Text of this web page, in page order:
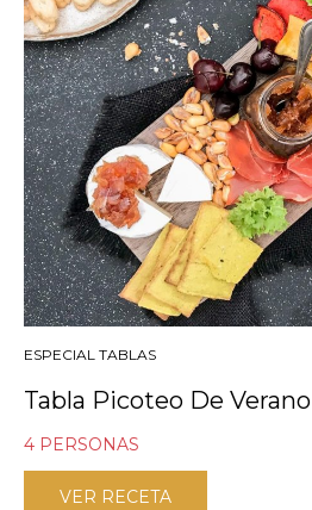
ESPECIAL TABLAS
Tabla Picoteo De Verano
4 PERSONAS
VER RECETA